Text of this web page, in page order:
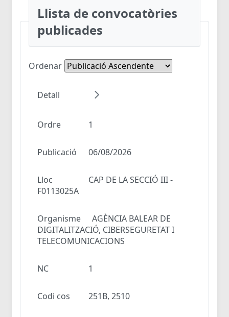
Llista de convocatòries
publicades
Ordenar
Detall
Ordre 1
Publicació 06/08/2026
Lloc
CAP DE LA SECCIÓ III -
F0113025A
Organisme
AGÈNCIA BALEAR DE
DIGITALITZACIÓ, CIBERSEGURETAT I
TELECOMUNICACIONS
NC 1
Codi cos 251B, 2510